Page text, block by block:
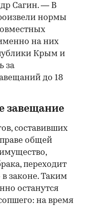
Сагин. — В
нормы
на них
Крым и
за
до 18
завещание
составивших
общей
переходит
законе. Таким
останутся
на время